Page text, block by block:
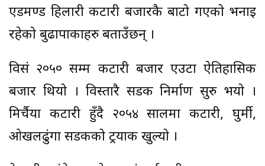
एडमण्ड हिलारी कटारी बजारकै बाटो गएको भनाइ
रहेको बुढापाकाहरु बताउँछन् ।
विसं २०५० सम्म कटारी बजार एउटा ऐतिहासिक
बजार थियो । विस्तारै सडक निर्माण सुरु भयो ।
मिर्चैया कटारी हुँदै २०५४ सालमा कटारी, घुर्मी,
ओखलढुंगा सडकको ट्रयाक खुल्यो ।